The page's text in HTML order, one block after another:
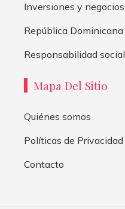
Inversiones y negocios
República Dominicana
Responsabilidad social
Mapa Del Sitio
Quiénes somos
Políticas de Privacidad
Contacto